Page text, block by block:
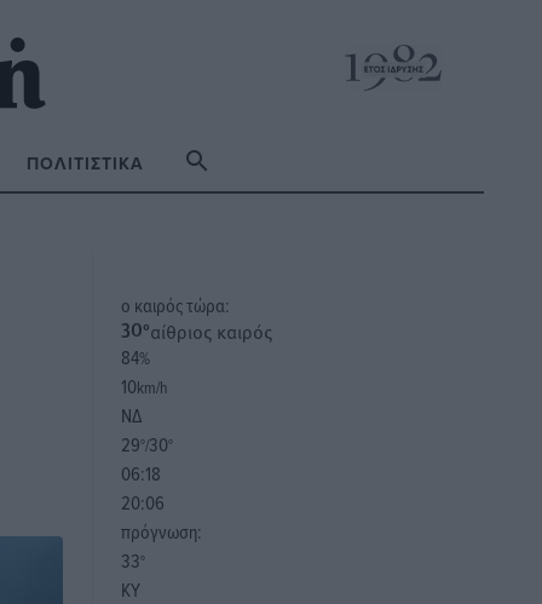
ΠΟΛΙΤΙΣΤΙΚΆ
o καιρός τώρα:
30°αίθριος καιρός
84%
10km/h
ΝΔ
29°/30°
06:18
20:06
πρόγνωση:
33°
ΚΥ